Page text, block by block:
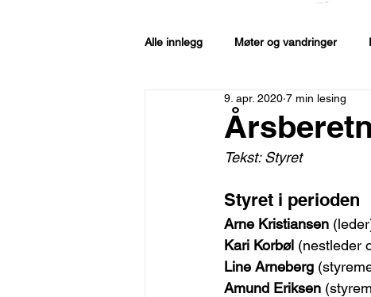
Alle innlegg Møter og vandringer
Åpen bakgård
9. apr. 2020 7 min lesing
Tekst: Styret
Styret i perioden
Arne Kristiansen
Kari Korbøl (nestleder
Line Arneberg
Amund Eriksen